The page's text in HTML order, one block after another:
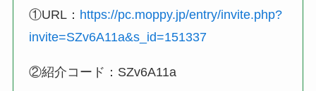
①URL： https://pc.moppy.jp/entry/invite.php?
invite=SZv6A11a&s_id=151337
②紹介コード：SZv6A11a